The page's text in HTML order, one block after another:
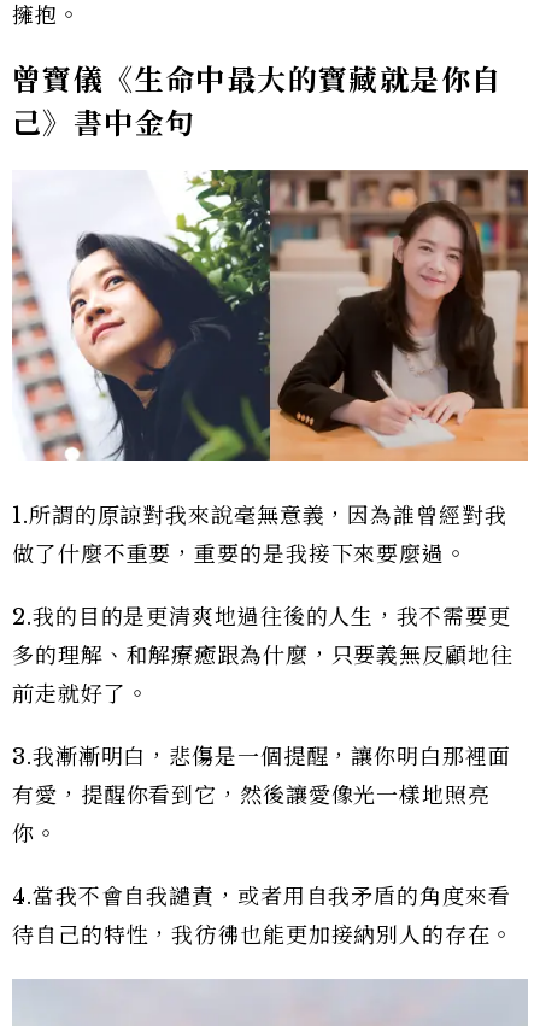
擁抱。
曾寶儀《生命中最大的寶藏就是你自
己》書中金句
1.所謂的原諒對我來說毫無意義，因為誰曾經對我
做了什麼不重要，重要的是我接下來要麼過。
2.我的目的是更清爽地過往後的人生，我不需要更
多的理解、和解療癒跟為什麼，只要義無反顧地往
前走就好了。
3.我漸漸明白，悲傷是一個提醒，讓你明白那裡面
有愛，提醒你看到它，然後讓愛像光一樣地照亮
你。
4.當我不會自我譴責，或者用自我矛盾的角度來看
待自己的特性，我彷彿也能更加接納別人的存在。